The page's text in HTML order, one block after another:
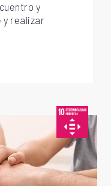
y
y realizar